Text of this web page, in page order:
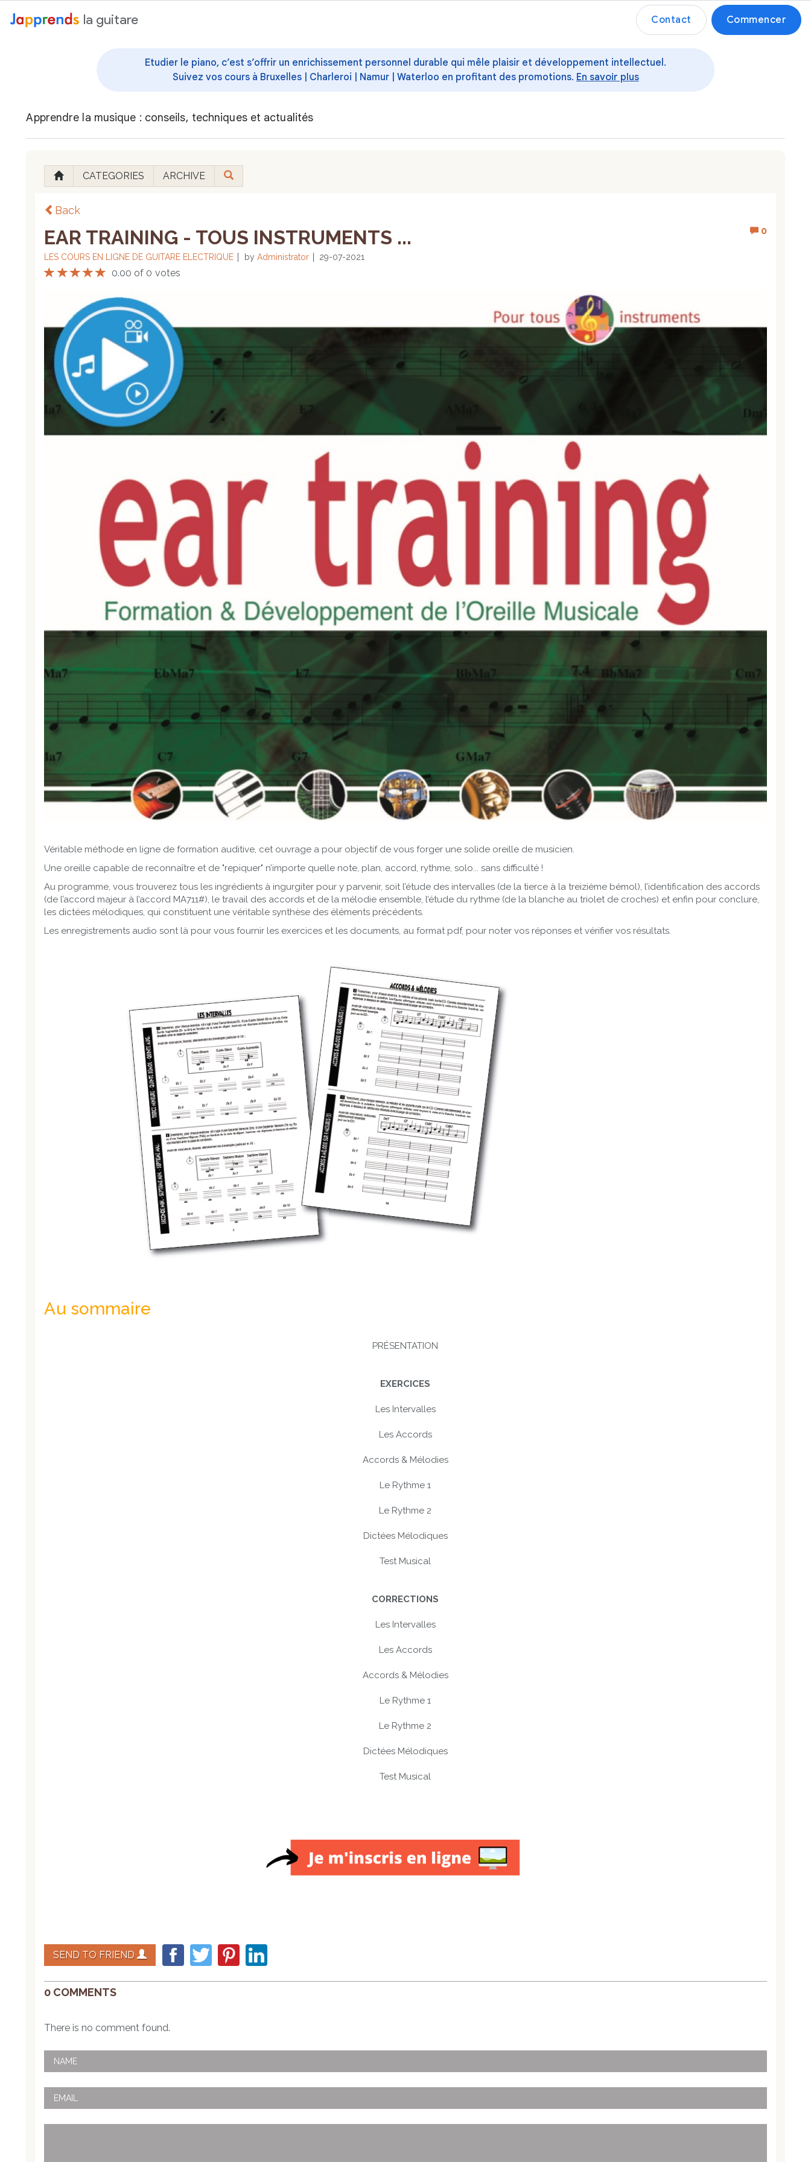
contenu la guitare Contact Commencer
Etudier le piano, c’est s’offrir un enrichissement personnel durable qui mêle plaisir et développement intellectuel.
Suivez vos cours à Bruxelles | Charleroi | Namur | Waterloo en profitant des promotions. En savoir plus
Apprendre la musique : conseils, techniques et actualités
CATEGORIES ARCHIVE
Back
0
EAR TRAINING - TOUS INSTRUMENTS ...
LES COURS EN LIGNE DE GUITARE ELECTRIQUE by Administrator 29-07-2021
0.00 of 0 votes
Véritable méthode en ligne de formation auditive, cet ouvrage a pour objectif de vous forger une solide oreille de musicien.
Une oreille capable de reconnaître et de "repiquer" n’importe quelle note, plan, accord, rythme, solo... sans difficulté !
Au programme, vous trouverez tous les ingrédients à ingurgiter pour y parvenir, soit l’étude des intervalles (de la tierce à la treizième bémol), l’identification des accords
(de l’accord majeur à l’accord MA711#), le travail des accords et de la mélodie ensemble, l’étude du rythme (de la blanche au triolet de croches) et enfin pour conclure,
les dictées mélodiques, qui constituent une véritable synthèse des éléments précédents.
Les enregistrements audio sont là pour vous fournir les exercices et les documents, au format pdf, pour noter vos réponses et vérifier vos résultats.
Au sommaire
PRÉSENTATION
EXERCICES
Les Intervalles
Les Accords
Accords & Mélodies
Le Rythme 1
Le Rythme 2
Dictées Mélodiques
Test Musical
CORRECTIONS
Les Intervalles
Les Accords
Accords & Mélodies
Le Rythme 1
Le Rythme 2
Dictées Mélodiques
Test Musical
SEND TO FRIEND
0 COMMENTS
There is no comment found.